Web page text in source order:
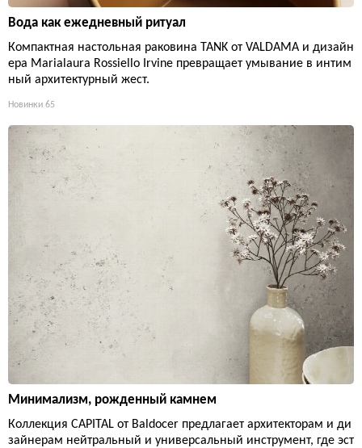
Вода как ежедневный ритуал
Компактная настольная раковина TANK от VALDAMA и дизайн
ера Marialaura Rossiello Irvine превращает умывание в интим
ный архитектурный жест.
Новинки 65
Минимализм, рожденный камнем
Коллекция CAPITAL от Baldocer предлагает архитекторам и ди
зайнерам нейтральный и универсальный инструмент, где эст